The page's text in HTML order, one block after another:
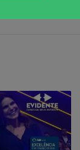
do
é o "Beabá"